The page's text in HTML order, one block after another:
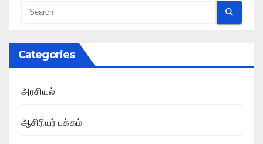
Categories
அரசியல்
ஆசிரியர் பக்கம்